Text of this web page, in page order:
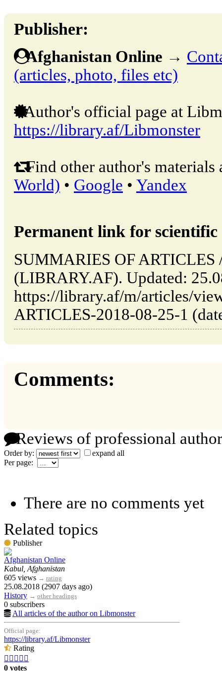
Publisher:
Afghanistan Online →
(articles, photo, files etc)
Author's official page at
https://library.af/Libmonster
Find other author's materials
World) • Google • Yandex
Permanent link for
SUMMARIES OF ARTICLES
(LIBRARY.AF). Updated:
https://library.af/m/articles/
ARTICLES-2018-08-25-1
Comments:
Reviews of professional
Order by:
expand all
Per page:
There are no comments yet
Related topics
Publisher
Afghanistan Online
Kabul, Afghanistan
605 views → rating
25.08.2018 (2907 days ago)
History → other headings
0 subscribers
All articles of the author on Libmonster
Official page:
https://library.af/Libmonster
Rating
    
0 votes